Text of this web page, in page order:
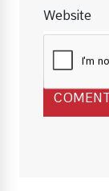
Website